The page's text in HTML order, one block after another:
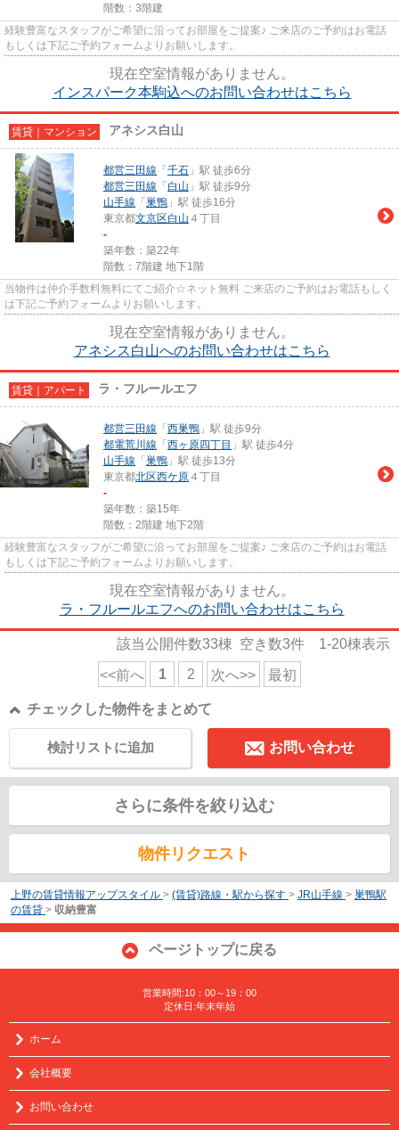
階数：3階建
経験豊富なスタッフがご希望に沿ってお部屋をご提案♪ ご来店のご予約はお電話
もしくは下記ご予約フォームよりお願いします。
現在空室情報がありません。
インスパーク本駒込へのお問い合わせはこちら
賃貸｜マンション アネシス白山
都営三田線 「 千石 」駅 徒歩6分
都営三田線 「 白山 」駅 徒歩9分
山手線 「 巣鴨 」駅 徒歩16分
東京都文京区白山 ４丁目
-
築年数：築22年
階数：7階建 地下1階
当物件は仲介手数料無料にてご紹介☆ネット無料 ご来店のご予約はお電話もしく
は下記ご予約フォームよりお願いします。
現在空室情報がありません。
アネシス白山へのお問い合わせはこちら
賃貸｜アパート ラ・フルールエフ
都営三田線 「 西巣鴨 」駅 徒歩9分
都電荒川線 「 西ヶ原四丁目 」駅 徒歩4分
山手線 「 巣鴨 」駅 徒歩13分
東京都北区西ケ原 ４丁目
-
築年数：築15年
階数：2階建 地下2階
経験豊富なスタッフがご希望に沿ってお部屋をご提案♪ ご来店のご予約はお電話
もしくは下記ご予約フォームよりお願いします。
現在空室情報がありません。
ラ・フルールエフへのお問い合わせはこちら
該当公開件数33棟 空き数3件 1-20棟表示
<<前へ 1 2 次へ>> 最初
チェックした物件をまとめて
お問い合わせ
検討リストに追加
さらに条件を絞り込む
物件リクエスト
上野の賃貸情報アップスタイル > (賃貸)路線・駅から探す > JR山手線 > 巣鴨駅
の賃貸 > 収納豊富
ページトップに戻る
営業時間:10：00～19：00
定休日:年末年始
ホーム
会社概要
お問い合わせ